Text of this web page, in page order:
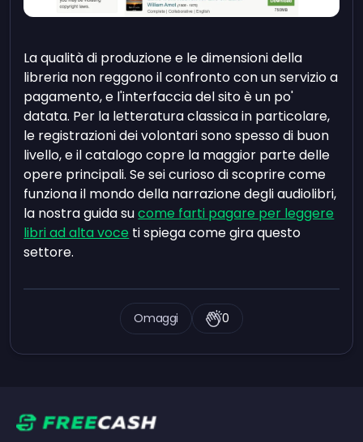
La qualità di produzione e le dimensioni della
libreria non reggono il confronto con un servizio a
pagamento, e l'interfaccia del sito è un po'
datata. Per la letteratura classica in particolare,
le registrazioni dei volontari sono spesso di buon
livello, e il catalogo copre la maggior parte delle
opere principali. Se sei curioso di scoprire come
funziona il mondo della narrazione degli audiolibri,
la nostra guida sucome farti pagare per leggere
libri ad alta voce ti spiega come gira questo
settore.
Omaggi 0